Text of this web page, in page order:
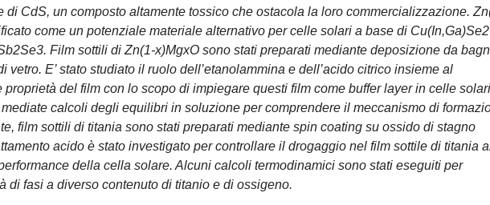
di CdS, un composto altamente tossico che ostacola la loro commercializzazione.
come un potenziale materiale alternativo per celle solari a base di Cu(In,Ga)Se2
Film sottili di Zn(1-x)MgxO sono stati preparati mediante deposizione da
vetro. E’ stato studiato il ruolo dell’etanolammina e dell’acido citrico insieme al
proprietà del film con lo scopo di impiegare questi film come buffer layer in celle
calcoli degli equilibri in soluzione per comprendere il meccanismo di
film sottili di titania sono stati preparati mediante spin coating su ossido di stagno
acido è stato investigato per controllare il drogaggio nel film sottile di titania
della cella solare. Alcuni calcoli termodinamici sono stati eseguiti per
di fasi a diverso contenuto di titanio e di ossigeno.